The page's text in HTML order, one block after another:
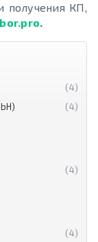
получения КП,
.
(4)
(4)
(4)
(4)